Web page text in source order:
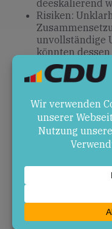
deeskalierend
Risiken:
unvollständige
könnten
Ausblick
Ob und wann die
wirkungsvoll
nächsten Schritte
Zusammenarbeit
Quellen